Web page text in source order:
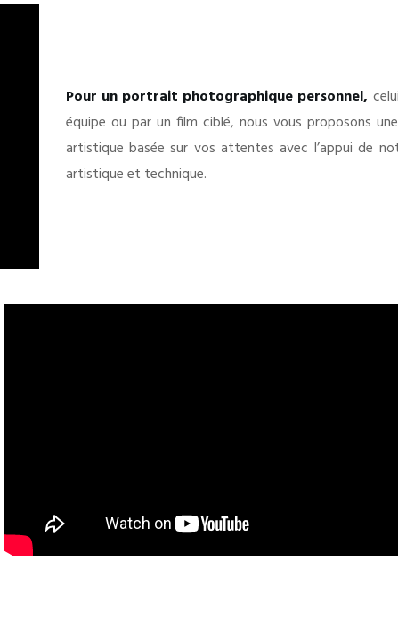
Pour un portrait photographique personnel,
équipe ou par un film ciblé, nous vous proposons
artistique basée sur vos attentes avec l’appui de
artistique et technique.